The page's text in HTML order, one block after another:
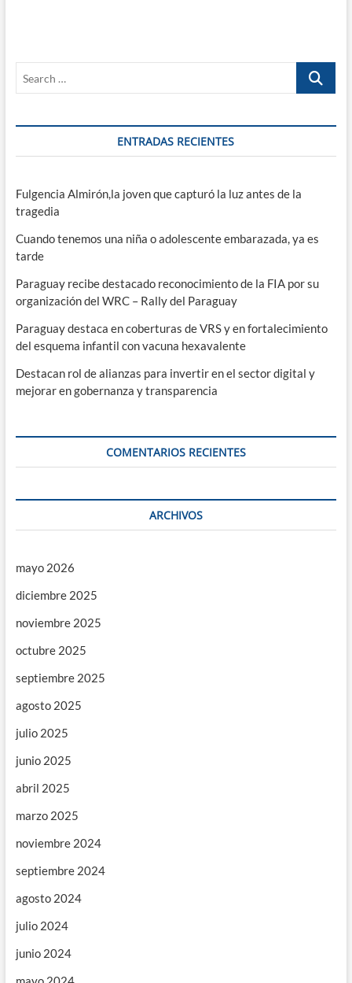
Search
ENTRADAS RECIENTES
Fulgencia Almirón,la joven que capturó la luz antes de la
tragedia
Cuando tenemos una niña o adolescente embarazada, ya es
tarde
Paraguay recibe destacado reconocimiento de la FIA por su
organización del WRC – Rally del Paraguay
Paraguay destaca en coberturas de VRS y en fortalecimiento
del esquema infantil con vacuna hexavalente
Destacan rol de alianzas para invertir en el sector digital y
mejorar en gobernanza y transparencia
COMENTARIOS RECIENTES
ARCHIVOS
mayo 2026
diciembre 2025
noviembre 2025
octubre 2025
septiembre 2025
agosto 2025
julio 2025
junio 2025
abril 2025
marzo 2025
noviembre 2024
septiembre 2024
agosto 2024
julio 2024
junio 2024